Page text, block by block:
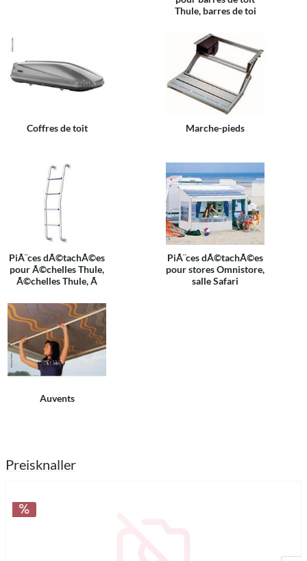
Thule, barres de toi
Coffres de toit Marche-pieds
PiÃ¨ces dÃ©tachÃ©es
pour Ã©chelles Thule,
Ã©chelles Thule, Ã
PiÃ¨ces dÃ©tachÃ©es
pour stores Omnistore,
salle Safari
Auvents
Preisknaller